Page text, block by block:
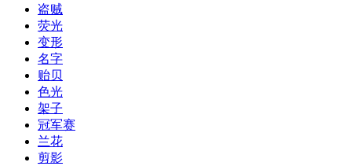
盗贼
荧光
变形
名字
贻贝
色光
架子
冠军赛
兰花
剪影